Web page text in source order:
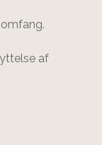
af